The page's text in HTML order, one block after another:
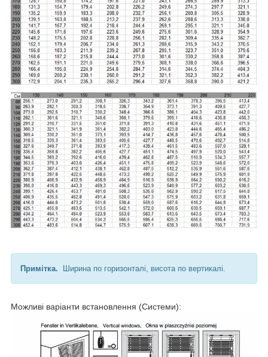
Примітка. Ширина по горизонталі, висота по вертикалі.
Можливі варіанти встановлення (Системи):